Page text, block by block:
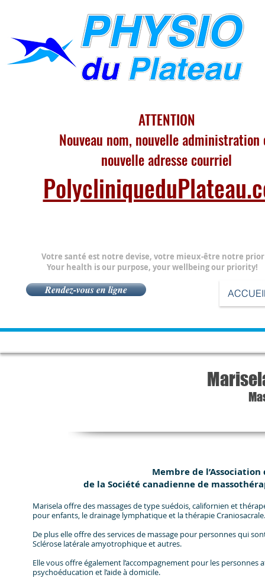
ATTENTION
Nouveau nom, nouvelle administration
nouvelle adresse courriel
Votre santé est notre devise, votre mieux-être notre
Your health is our purpose, your wellbeing our priority!
Rendez-vous en ligne
Membre de
de la Société canadienne de
Marisela offre des massages de type suédois, californien et
pour enfants, le drainage lymphatique et la thérapie Craniosacrale.
De plus elle offre des services de massage pour personnes qui
Sclérose latérale amyotrophique et autres.
Elle vous offre également l’accompagnement pour les personnes
psychoéducation et l’aide à domicile.